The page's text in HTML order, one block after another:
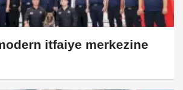
itfaiye merkezine